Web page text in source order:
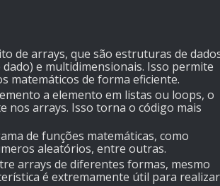
de arrays, que são estruturas de
e multidimensionais. Isso permite
matemáticos de forma eficiente.
a elemento em listas ou loops, o
nos arrays. Isso torna o código mais
de funções matemáticas, como
aleatórios, entre outras.
arrays de diferentes formas, mesmo
é extremamente útil para realizar